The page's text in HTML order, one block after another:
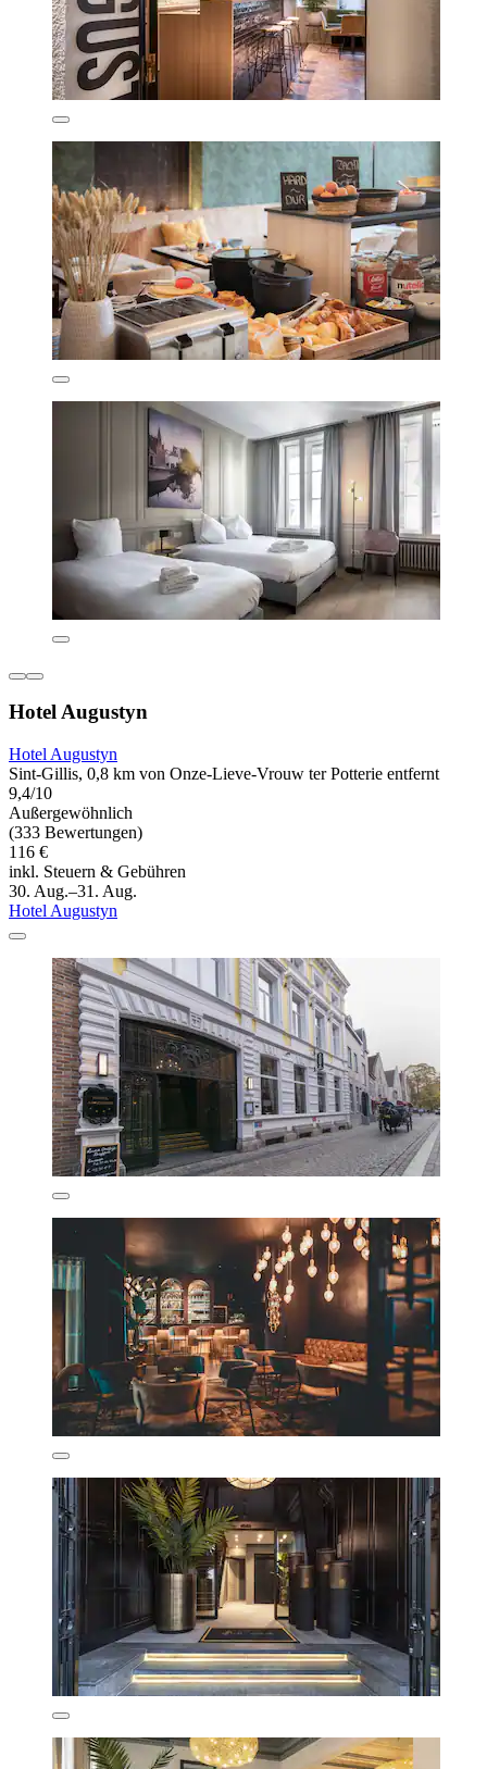
Hotel Augustyn
Hotel Augustyn
Sint-Gillis, 0,8 km von Onze-Lieve-Vrouw ter Potterie entfernt
9,4/10
Außergewöhnlich
(333 Bewertungen)
116 €
inkl. Steuern & Gebühren
30. Aug.–31. Aug.
Hotel Augustyn